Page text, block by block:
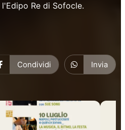
Re di Sofocle.
Condividi Invia